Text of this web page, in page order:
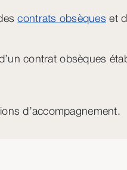
contrats obsèques et
contrat obsèques
d’accompagnement.